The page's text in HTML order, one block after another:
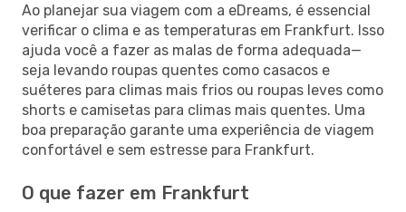
Ao planejar sua viagem com a eDreams, é essencial
verificar o clima e as temperaturas em Frankfurt. Isso
ajuda você a fazer as malas de forma adequada—
seja levando roupas quentes como casacos e
suéteres para climas mais frios ou roupas leves como
shorts e camisetas para climas mais quentes. Uma
boa preparação garante uma experiência de viagem
confortável e sem estresse para Frankfurt.
O que fazer em Frankfurt